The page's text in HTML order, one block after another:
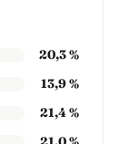
20,3 %
13,9 %
21,4 %